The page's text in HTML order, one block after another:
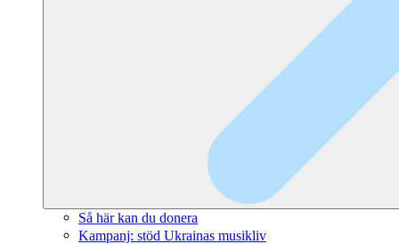
Så här kan du donera
Kampanj: stöd Ukrainas musikliv